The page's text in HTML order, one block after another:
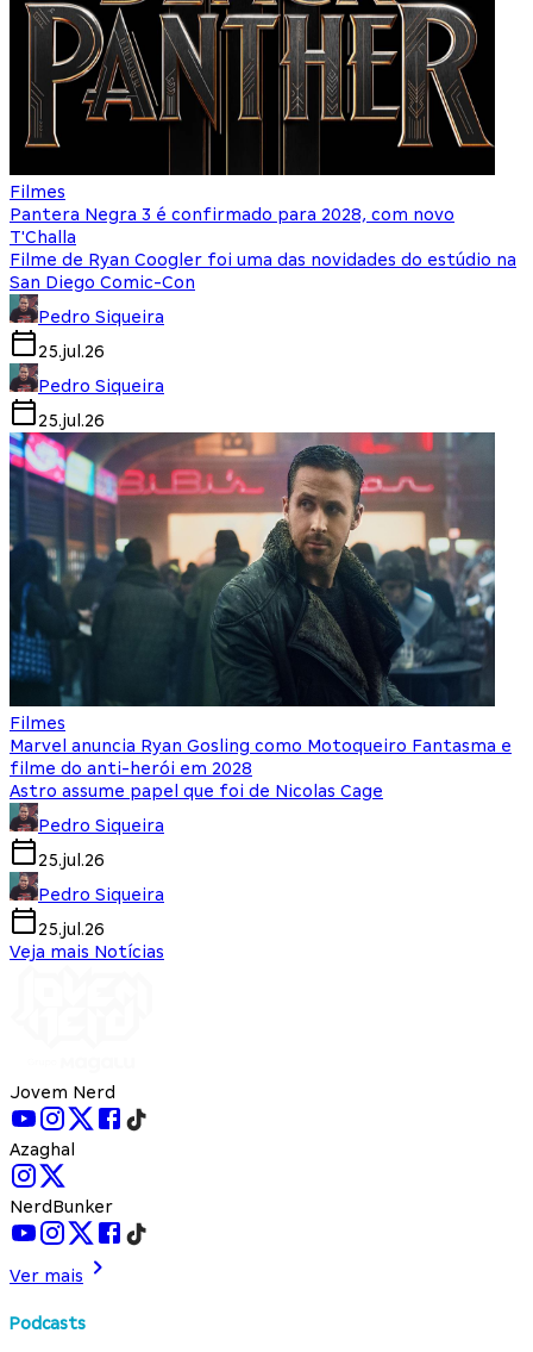
Filmes
Pantera Negra 3 é confirmado para 2028, com novo
T'Challa
Filme de Ryan Coogler foi uma das novidades do estúdio na
San Diego Comic-Con
Pedro Siqueira
25.jul.26
Pedro Siqueira
25.jul.26
Filmes
Marvel anuncia Ryan Gosling como Motoqueiro Fantasma e
filme do anti-herói em 2028
Astro assume papel que foi de Nicolas Cage
Pedro Siqueira
25.jul.26
Pedro Siqueira
25.jul.26
Veja mais Notícias
Jovem Nerd
Azaghal
NerdBunker
Ver mais
Podcasts